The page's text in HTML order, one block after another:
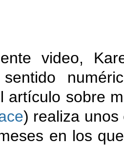
video,
artículo sobre
) realiza unos
en los